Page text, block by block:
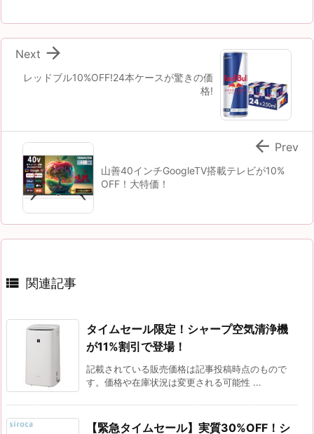
レッドブル10%OFF!24本ケースが驚きの価
格!

Next
山善40インチGoogleTV搭載テレビが10%
OFF！大特価！
 Prev
 関連記事
タイムセール限定！シャープ空気清浄機
が11%割引で登場！
記載されている販売価格は記事投稿時点のもので
す。価格や在庫状況は変更される可能性 ...
【緊急タイムセール】実質30%OFF！シ